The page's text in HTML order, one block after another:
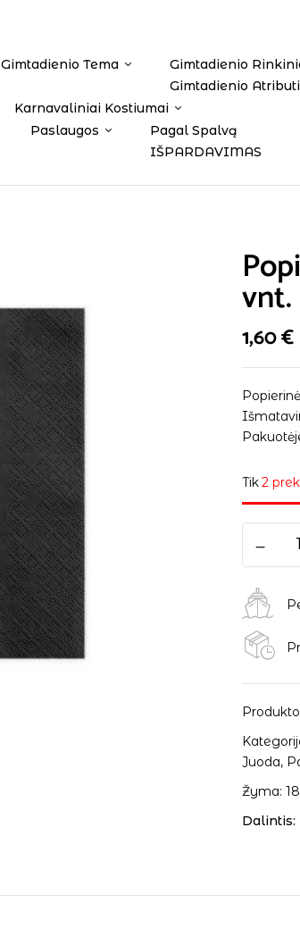
Gimtadienio Tema
Gimtadienio
Gimtadienio
Karnavaliniai Kostiumai
Paslaugos
Pagal Spalvą
IŠPARDAVIMAS
vnt.
1,60€
Tik2
Juoda,
Žyma:
Dalintis: